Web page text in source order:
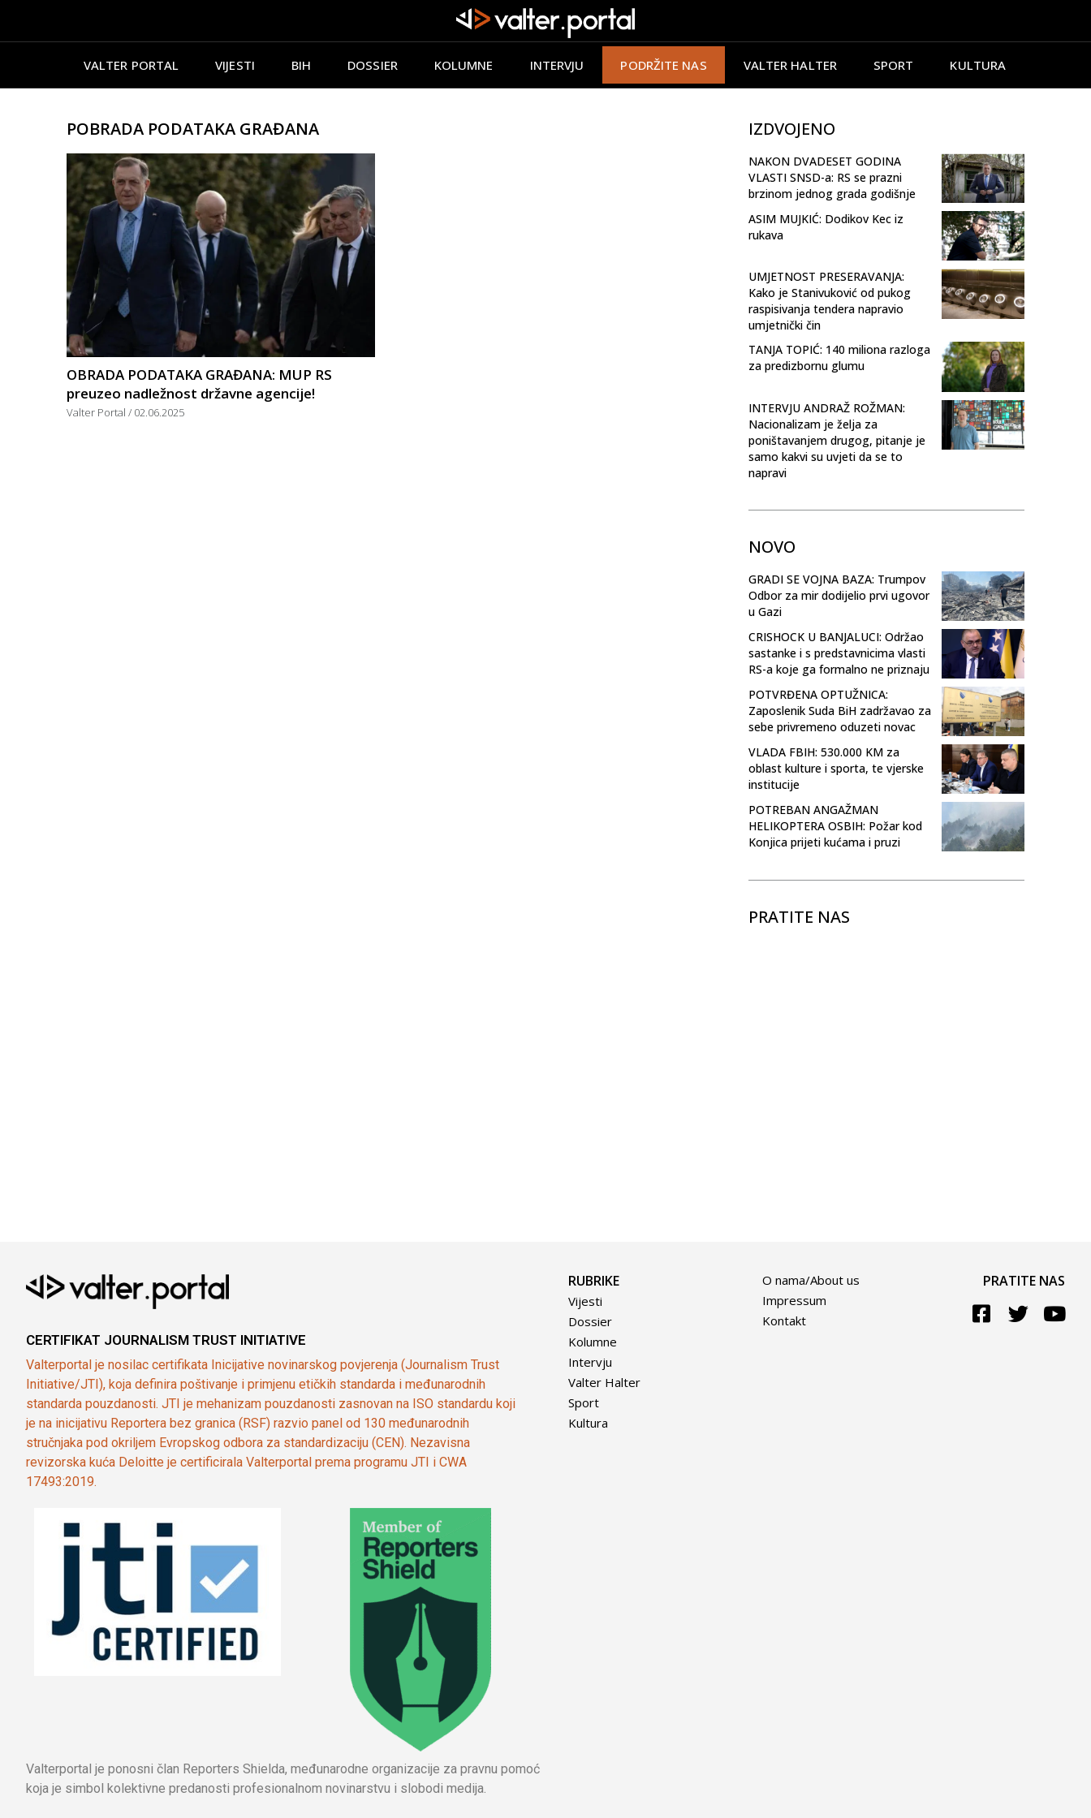
VALTER PORTAL VIJESTI BIH DOSSIER KOLUMNE INTERVJU PODRŽITE NAS VALTER HALTER SPORT KULTURA
POBRADA PODATAKA GRAĐANA
OBRADA PODATAKA GRAĐANA: MUP RS
preuzeo nadležnost državne agencije!
Valter Portal 02.06.2025
IZDVOJENO
NAKON DVADESET GODINA
VLASTI SNSD-a: RS se prazni
brzinom jednog grada godišnje
ASIM MUJKIĆ: Dodikov Kec iz
rukava
UMJETNOST PRESERAVANJA:
Kako je Stanivuković od pukog
raspisivanja tendera napravio
umjetnički čin
TANJA TOPIĆ: 140 miliona razloga
za predizbornu glumu
INTERVJU ANDRAŽ ROŽMAN:
Nacionalizam je želja za
poništavanjem drugog, pitanje je
samo kakvi su uvjeti da se to
napravi
NOVO
GRADI SE VOJNA BAZA: Trumpov
Odbor za mir dodijelio prvi ugovor
u Gazi
CRISHOCK U BANJALUCI: Održao
sastanke i s predstavnicima vlasti
RS-a koje ga formalno ne priznaju
POTVRĐENA OPTUŽNICA:
Zaposlenik Suda BiH zadržavao za
sebe privremeno oduzeti novac
VLADA FBIH: 530.000 KM za
oblast kulture i sporta, te vjerske
institucije
POTREBAN ANGAŽMAN
HELIKOPTERA OSBIH: Požar kod
Konjica prijeti kućama i pruzi
PRATITE NAS
CERTIFIKAT JOURNALISM TRUST INITIATIVE
Valterportal je nosilac certifikata Inicijative novinarskog povjerenja (Journalism Trust
Initiative/JTI), koja definira poštivanje i primjenu etičkih standarda i međunarodnih
standarda pouzdanosti. JTI je mehanizam pouzdanosti zasnovan na ISO standardu koji
je na inicijativu Reportera bez granica (RSF) razvio panel od 130 međunarodnih
stručnjaka pod okriljem Evropskog odbora za standardizaciju (CEN). Nezavisna
revizorska kuća Deloitte je certificirala Valterportal prema programu JTI i CWA
17493:2019.
Valterportal je ponosni član Reporters Shielda, međunarodne organizacije za pravnu pomoć
koja je simbol kolektivne predanosti profesionalnom novinarstvu i slobodi medija.
RUBRIKE
Vijesti
Dossier
Kolumne
Intervju
Valter Halter
Sport
Kultura
O nama/About us
Impressum
Kontakt
PRATITE NAS